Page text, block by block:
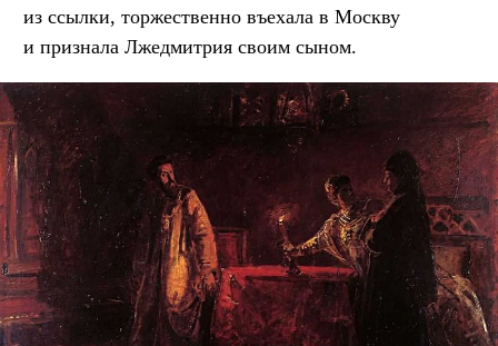
из ссылки, торжественно въехала в Москву
и признала Лжедмитрия своим сыном.